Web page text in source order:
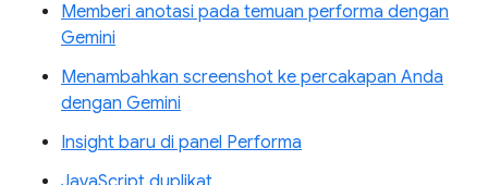
Memberi anotasi pada temuan performa dengan
Gemini
Menambahkan screenshot ke percakapan Anda
dengan Gemini
Insight baru di panel Performa